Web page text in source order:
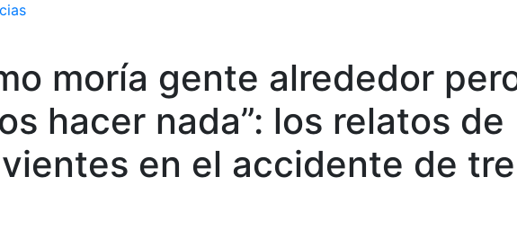
moría gente alrededor
hacer nada”: los relatos de
en el accidente de